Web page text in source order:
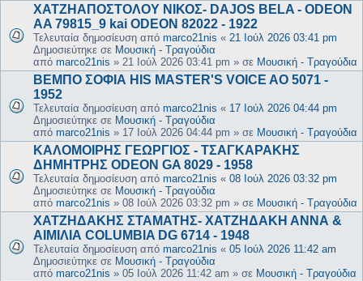
ΧΑΤΖΗΑΠΟΣΤΟΛΟΥ ΝΙΚΟΣ- DAJOS BELA - ODEON
AA 79815_9 kai ODEON 82022 - 1922
Τελευταία δημοσίευση από marco21nis « 21 Ιούλ 2026 03:41 pm
Δημοσιεύτηκε σε Μουσική - Τραγούδια
από marco21nis » 21 Ιούλ 2026 03:41 pm » σε Μουσική - Τραγούδια
ΒΕΜΠΟ ΣΟΦΙΑ HIS MASTER'S VOICE AO 5071 -
1952
Τελευταία δημοσίευση από marco21nis « 17 Ιούλ 2026 04:44 pm
Δημοσιεύτηκε σε Μουσική - Τραγούδια
από marco21nis » 17 Ιούλ 2026 04:44 pm » σε Μουσική - Τραγούδια
ΚΑΛΟΜΟΙΡΗΣ ΓΕΩΡΓΙΟΣ - ΤΣΑΓΚΑΡΑΚΗΣ
ΔΗΜΗΤΡΗΣ ODEON GA 8029 - 1958
Τελευταία δημοσίευση από marco21nis « 08 Ιούλ 2026 03:32 pm
Δημοσιεύτηκε σε Μουσική - Τραγούδια
από marco21nis » 08 Ιούλ 2026 03:32 pm » σε Μουσική - Τραγούδια
ΧΑΤΖΗΔΑΚΗΣ ΣΤΑΜΑΤΗΣ- ΧΑΤΖΗΔΑΚΗ ΑΝΝΑ &
ΑΙΜΙΛΙΑ COLUMBIA DG 6714 - 1948
Τελευταία δημοσίευση από marco21nis « 05 Ιούλ 2026 11:42 am
Δημοσιεύτηκε σε Μουσική - Τραγούδια
από marco21nis » 05 Ιούλ 2026 11:42 am » σε Μουσική - Τραγούδια